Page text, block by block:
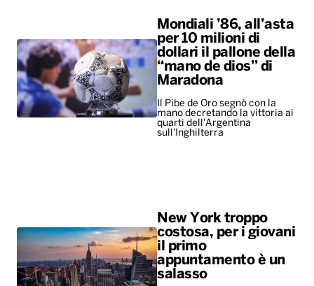
Mondiali ’86, all’asta
per 10 milioni di
dollari il pallone della
“mano de dios” di
Maradona
Il Pibe de Oro segnò con la
mano decretando la vittoria ai
quarti dell'Argentina
sull'Inghilterra
New York troppo
costosa, per i giovani
il primo
appuntamento è un
salasso